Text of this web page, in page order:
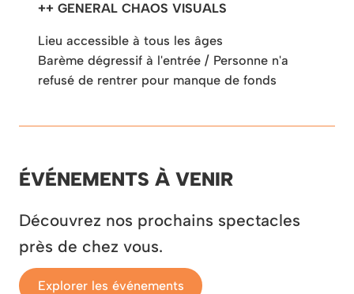
++ GENERAL CHAOS VISUALS
Lieu accessible à tous les âges
Barème dégressif à l'entrée / Personne n'a
refusé de rentrer pour manque de fonds
ÉVÉNEMENTS À VENIR
Découvrez nos prochains spectacles
près de chez vous.
Explorer les événements